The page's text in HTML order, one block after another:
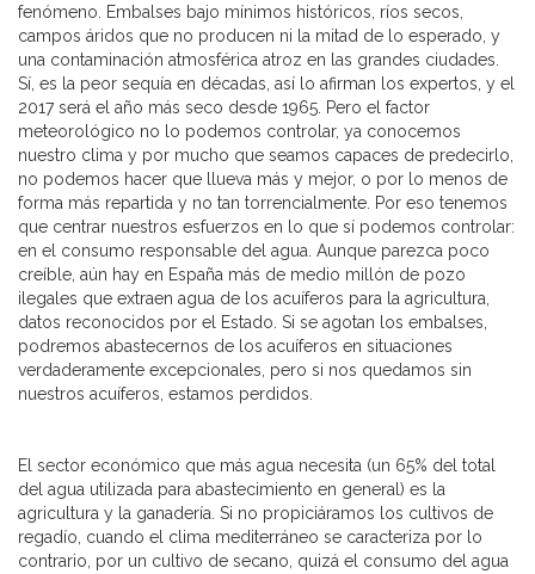
fenómeno. Embalses bajo mínimos históricos, ríos secos,
campos áridos que no producen ni la mitad de lo esperado, y
una contaminación atmosférica atroz en las grandes ciudades.
Sí, es la peor sequía en décadas, así lo afirman los expertos, y el
2017 será el año más seco desde 1965. Pero el factor
meteorológico no lo podemos controlar, ya conocemos
nuestro clima y por mucho que seamos capaces de predecirlo,
no podemos hacer que llueva más y mejor, o por lo menos de
forma más repartida y no tan torrencialmente. Por eso tenemos
que centrar nuestros esfuerzos en lo que sí podemos controlar:
en el consumo responsable del agua. Aunque parezca poco
creíble, aún hay en España más de medio millón de pozo
ilegales que extraen agua de los acuíferos para la agricultura,
datos reconocidos por el Estado. Si se agotan los embalses,
podremos abastecernos de los acuíferos en situaciones
verdaderamente excepcionales, pero si nos quedamos sin
nuestros acuíferos, estamos perdidos.
El sector económico que más agua necesita (un 65% del total
del agua utilizada para abastecimiento en general) es la
agricultura y la ganadería. Si no propiciáramos los cultivos de
regadío, cuando el clima mediterráneo se caracteriza por lo
contrario, por un cultivo de secano, quizá el consumo del agua